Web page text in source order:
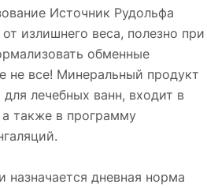
Источник Рудольфа
излишнего веса, полезно при
обменные
не все! Минеральный продукт
лечебных ванн, входит в
также в программу
дневная норма